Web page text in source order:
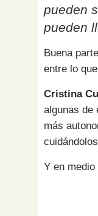
pueden
pueden
Buena
entre lo
Cristina
algunas de
más
Y en